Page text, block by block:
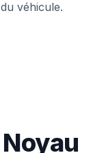
véhicule.